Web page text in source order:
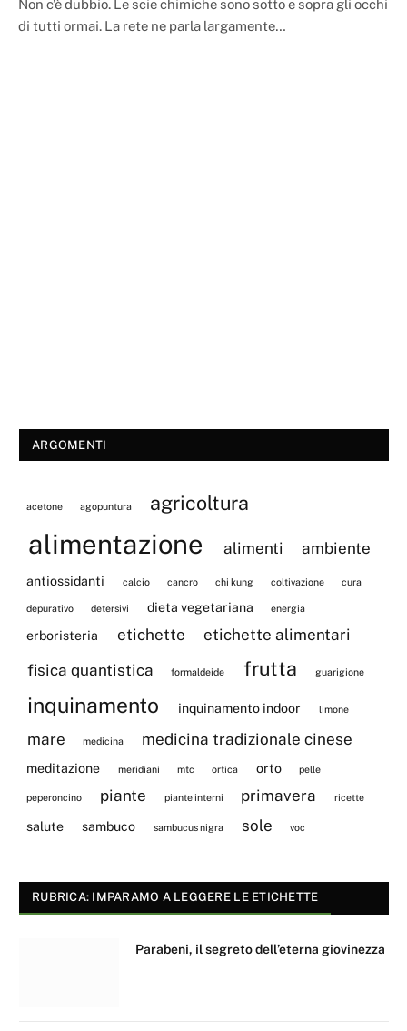
Non c’è dubbio. Le scie chimiche sono sotto e sopra gli occhi
di tutti ormai. La rete ne parla largamente…
ARGOMENTI
acetone agopuntura agricoltura
alimentazione alimenti ambiente
antiossidanti calcio cancro chi kung coltivazione cura
depurativo detersivi dieta vegetariana energia
erboristeria etichette
etichette alimentari
fisica quantistica
formaldeide frutta guarigione
inquinamento inquinamento indoor limone
mare medicina medicina tradizionale cinese
meditazione meridiani mtc ortica orto pelle
peperoncino piante piante interni primavera ricette
salute sambuco sambucus nigra sole voc
RUBRICA: IMPARAMO A LEGGERE LE ETICHETTE
Parabeni, il segreto dell’eterna giovinezza